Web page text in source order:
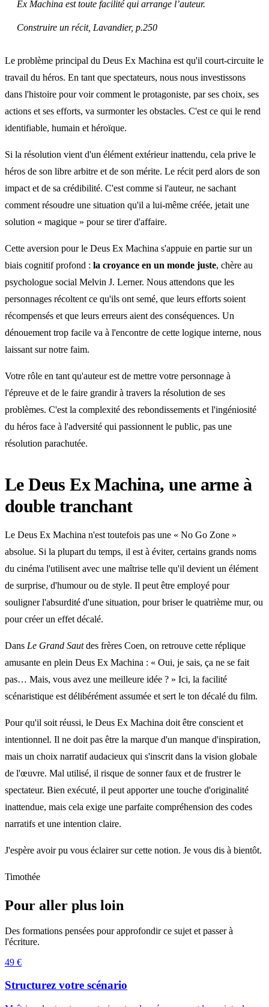
Ex Machina est toute facilité qui arrange l’auteur.
Construire un récit, Lavandier, p.250
Le problème principal du Deus Ex Machina est qu'il court-circuite le
travail du héros. En tant que spectateurs, nous nous investissons
dans l'histoire pour voir comment le protagoniste, par ses choix, ses
actions et ses efforts, va surmonter les obstacles. C'est ce qui le rend
identifiable, humain et héroïque.
Si la résolution vient d'un élément extérieur inattendu, cela prive le
héros de son libre arbitre et de son mérite. Le récit perd alors de son
impact et de sa crédibilité. C'est comme si l'auteur, ne sachant
comment résoudre une situation qu'il a lui-même créée, jetait une
solution « magique » pour se tirer d'affaire.
Cette aversion pour le Deus Ex Machina s'appuie en partie sur un
biais cognitif profond : la croyance en un monde juste, chère au
psychologue social Melvin J. Lerner. Nous attendons que les
personnages récoltent ce qu'ils ont semé, que leurs efforts soient
récompensés et que leurs erreurs aient des conséquences. Un
dénouement trop facile va à l'encontre de cette logique interne, nous
laissant sur notre faim.
Votre rôle en tant qu'auteur est de mettre votre personnage à
l'épreuve et de le faire grandir à travers la résolution de ses
problèmes. C'est la complexité des rebondissements et l'ingéniosité
du héros face à l'adversité qui passionnent le public, pas une
résolution parachutée.
Le Deus Ex Machina, une arme à
double tranchant
Le Deus Ex Machina n'est toutefois pas une « No Go Zone »
absolue. Si la plupart du temps, il est à éviter, certains grands noms
du cinéma l'utilisent avec une maîtrise telle qu'il devient un élément
de surprise, d'humour ou de style. Il peut être employé pour
souligner l'absurdité d'une situation, pour briser le quatrième mur, ou
pour créer un effet décalé.
Dans Le Grand Sautdes frères Coen, on retrouve cette réplique
amusante en plein Deus Ex Machina : « Oui, je sais, ça ne se fait
pas… Mais, vous avez une meilleure idée ? » Ici, la facilité
scénaristique est délibérément assumée et sert le ton décalé du film.
Pour qu'il soit réussi, le Deus Ex Machina doit être conscient et
intentionnel. Il ne doit pas être la marque d'un manque d'inspiration,
mais un choix narratif audacieux qui s'inscrit dans la vision globale
de l'œuvre. Mal utilisé, il risque de sonner faux et de frustrer le
spectateur. Bien exécuté, il peut apporter une touche d'originalité
inattendue, mais cela exige une parfaite compréhension des codes
narratifs et une intention claire.
J'espère avoir pu vous éclairer sur cette notion. Je vous dis à bientôt.
Timothée
Pour aller plus loin
Des formations pensées pour approfondir ce sujet et passer à
l'écriture.
49 €
Structurez votre scénario